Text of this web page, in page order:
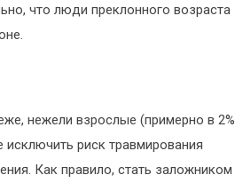
что люди преклонного возраста
нежели взрослые (примерно в 2%
риск травмирования
Как правило, стать заложником